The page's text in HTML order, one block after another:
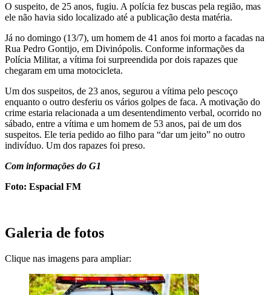
O suspeito, de 25 anos, fugiu. A polícia fez buscas pela região, mas
ele não havia sido localizado até a publicação desta matéria.
Já no domingo (13/7), um homem de 41 anos foi morto a facadas na
Rua Pedro Gontijo, em Divinópolis. Conforme informações da
Polícia Militar, a vítima foi surpreendida por dois rapazes que
chegaram em uma motocicleta.
Um dos suspeitos, de 23 anos, segurou a vítima pelo pescoço
enquanto o outro desferiu os vários golpes de faca. A motivação do
crime estaria relacionada a um desentendimento verbal, ocorrido no
sábado, entre a vítima e um homem de 53 anos, pai de um dos
suspeitos. Ele teria pedido ao filho para “dar um jeito” no outro
indivíduo. Um dos rapazes foi preso.
Com informações do G1
Foto: Espacial FM
Galeria de fotos
Clique nas imagens para ampliar: